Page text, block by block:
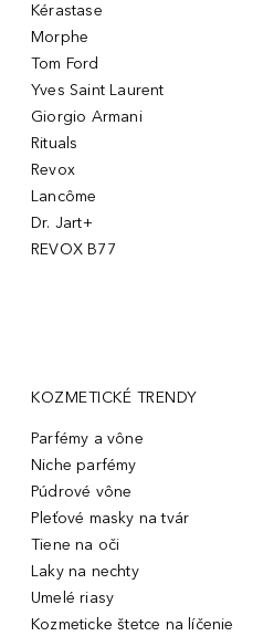
Kérastase
Morphe
Tom Ford
Yves Saint Laurent
Giorgio Armani
Rituals
Revox
Lancôme
Dr. Jart+
REVOX B77
KOZMETICKÉ TRENDY
Parfémy a vône
Niche parfémy
Púdrové vône
Pleťové masky na tvár
Tiene na oči
Laky na nechty
Umelé riasy
Kozmeticke štetce na líčenie